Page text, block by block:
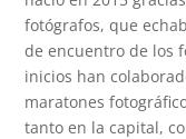
fotógrafos, que
de encuentro de los
inicios han
maratones
tanto en la capital,